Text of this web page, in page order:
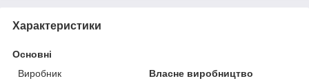
Характеристики
Основні
Виробник
Власне виробництво